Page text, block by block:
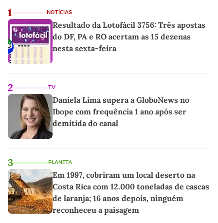
1 NOTÍCIAS
Resultado da Lotofácil 3756: Três apostas
do DF, PA e RO acertam as 15 dezenas
nesta sexta-feira
2 TV
Daniela Lima supera a GloboNews no
Ibope com frequência 1 ano após ser
demitida do canal
3 PLANETA
Em 1997, cobriram um local deserto na
Costa Rica com 12.000 toneladas de cascas
de laranja; 16 anos depois, ninguém
reconheceu a paisagem